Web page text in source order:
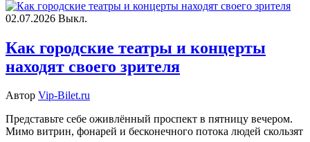
02.07.2026 Выкл.
Как городские театры и концерты
находят своего зрителя
Автор Vip-Bilet.ru
Представьте себе оживлённый проспект в пятницу вечером.
Мимо витрин, фонарей и бесконечного потока людей скользят